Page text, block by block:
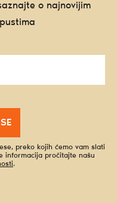
o najnovijim
preko kojih ćemo vam slati
informacija pročitajte našu
.